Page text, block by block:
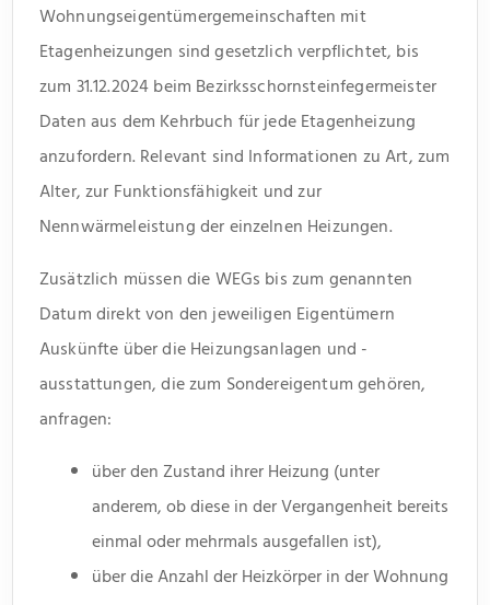
Wohnungseigentümergemeinschaften mit
Etagenheizungen sind gesetzlich verpflichtet, bis
zum 31.12.2024 beim Bezirksschornsteinfegermeister
Daten aus dem Kehrbuch für jede Etagenheizung
anzufordern. Relevant sind Informationen zu Art, zum
Alter, zur Funktionsfähigkeit und zur
Nennwärmeleistung der einzelnen Heizungen.
Zusätzlich müssen die WEGs bis zum genannten
Datum direkt von den jeweiligen Eigentümern
Auskünfte über die Heizungsanlagen und -
ausstattungen, die zum Sondereigentum gehören,
anfragen:
über den Zustand ihrer Heizung (unter
anderem, ob diese in der Vergangenheit bereits
einmal oder mehrmals ausgefallen ist),
über die Anzahl der Heizkörper in der Wohnung